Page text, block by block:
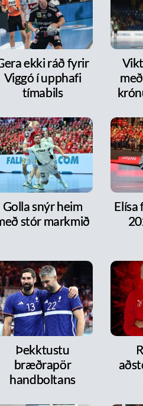
ekki ráð fyrir
Viggó í upphafi
tímabils
Golla snýr heim
stór markmið
Elísa
Þekktustu
bræðrapör
handboltans